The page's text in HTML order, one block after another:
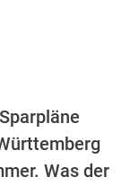
Was der